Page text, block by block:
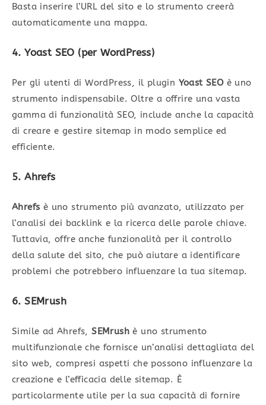
Basta inserire l’URL del sito e lo strumento creerà
automaticamente una mappa.
4. Yoast SEO (per WordPress)
Per gli utenti di WordPress, il plugin Yoast SEOè uno
strumento indispensabile. Oltre a offrire una vasta
gamma di funzionalità SEO, include anche la capacità
di creare e gestire sitemap in modo semplice ed
efficiente.
5. Ahrefs
Ahrefs è uno strumento più avanzato, utilizzato per
l’analisi dei backlink e la ricerca delle parole chiave.
Tuttavia, offre anche funzionalità per il controllo
della salute del sito, che può aiutare a identificare
problemi che potrebbero influenzare la tua sitemap.
6. SEMrush
Simile ad Ahrefs,SEMrush è uno strumento
multifunzionale che fornisce un’analisi dettagliata del
sito web, compresi aspetti che possono influenzare la
creazione e l’efficacia delle sitemap. È
particolarmente utile per la sua capacità di fornire